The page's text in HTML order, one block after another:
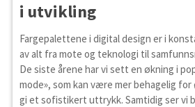
i utvikling
Fargepalettene i digital design er i
av alt fra mote og teknologi til
De siste årene har vi sett en økning i
mode», som kan være mer behagelig
gi et sofistikert uttrykk. Samtidig ser vi